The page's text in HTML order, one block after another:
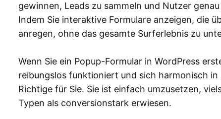
gewinnen, Leads zu sammeln und Nutzer
Indem Sie interaktive Formulare anzeigen, die
anregen, ohne das gesamte Surferlebnis zu
Wenn Sie ein Popup-Formular in WordPress
reibungslos funktioniert und sich harmonisch
Richtige für Sie. Sie ist einfach umzusetzen,
Typen als conversionstark erwiesen.